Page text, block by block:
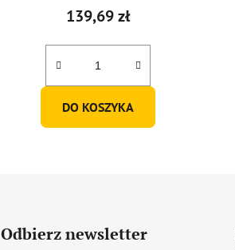
139,69 zł
DO KOSZYKA
Odbierz newsletter